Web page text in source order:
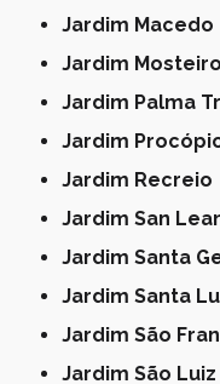
Jardim Macedo
Jardim Mosteiro
Jardim Palma
Jardim
Jardim Recreio
Jardim San
Jardim Santa
Jardim Santa
Jardim São
Jardim São Luiz